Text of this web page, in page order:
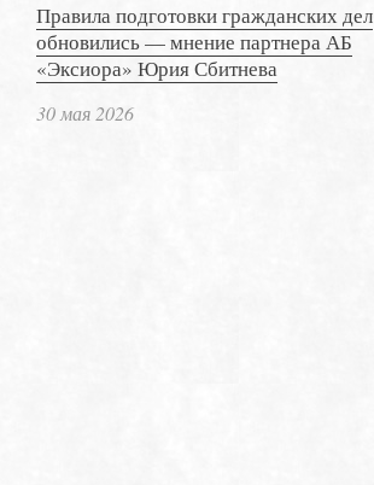
Правила подготовки гражданских дел
обновились — мнение партнера АБ
«Эксиора» Юрия Сбитнева
30 мая 2026